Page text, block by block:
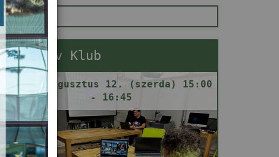
Gamedev Klub
2026. augusztus 12. (szerda) 15:00
- 16:45